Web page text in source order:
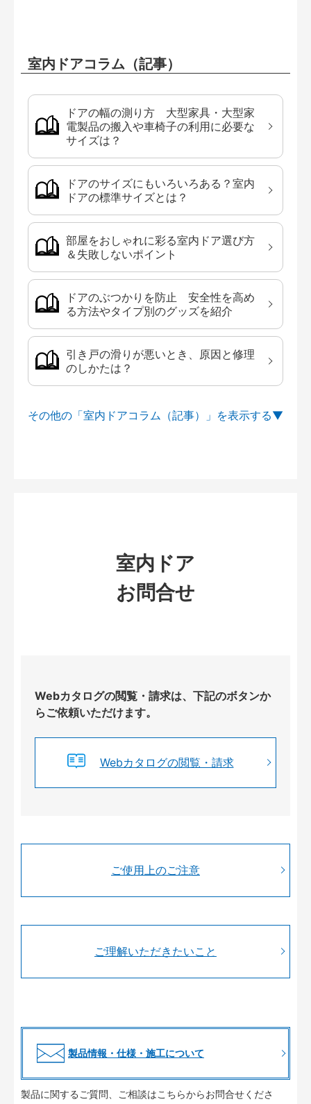
室内ドアコラム（記事）
ドアの幅の測り方 大型家具・大型家
電製品の搬入や車椅子の利用に必要な
サイズは？
ドアのサイズにもいろいろある？室内
ドアの標準サイズとは？
部屋をおしゃれに彩る室内ドア選び方
＆失敗しないポイント
ドアのぶつかりを防止 安全性を高め
る方法やタイプ別のグッズを紹介
引き戸の滑りが悪いとき、原因と修理
のしかたは？
その他の「室内ドアコラム（記事）」を
室内ドア
お問合せ
Webカタログの閲覧・請求は、下記のボタンか
らご依頼いただけます。
Webカタログの閲覧・請求
ご使用上のご注意
ご理解いただきたいこと
製品情報・仕様・施工について
製品に関するご質問、ご相談はこちらからお問合せくださ